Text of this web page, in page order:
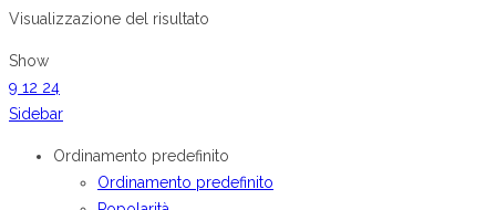
Visualizzazione del risultato
Show
9 12 24
Sidebar
Ordinamento predefinito
Ordinamento predefinito